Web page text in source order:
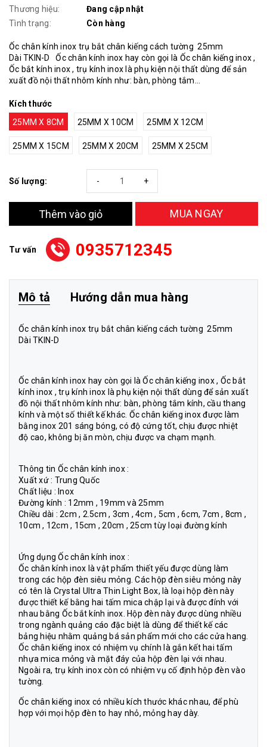
Thương hiệu:
Đang cập nhật
Tình trạng:
Còn hàng
Ốc chân kính inox trụ bắt chân kiếng cách tường 25mm
Dài TKIN-D Ốc chân kính inox hay còn gọi là Ốc chân kiếng inox ,
Ốc bắt kính inox , trụ kính inox là phụ kiện nội thất dùng để sản
xuất đồ nội thất nhôm kính như: bàn, phòng tắm...
Kích thước
25MM X 8CM
25MM X 10CM 25MM X 12CM
25MM X 15CM 25MM X 20CM 25MM X 25CM
Số lượng: +
-
Thêm vào giỏ MUA NGAY
Tư vấn 0935712345
Mô tả Hướng dẫn mua hàng
Ốc chân kính inox trụ bắt chân kiếng cách tường 25mm
Dài TKIN-D
Ốc chân kính inox hay còn gọi là Ốc chân kiếng inox , Ốc bắt
kính inox , trụ kính inox là phụ kiện nội thất dùng để sản xuất
đồ nội thất nhôm kính như: bàn, phòng tắm kính, cầu thang
kính và một số thiết kế khác. Ốc chân kiếng inox được làm
bằng inox 201 sáng bóng, có độ cứng tốt, chịu được nhiệt
độ cao, không bị ăn mòn, chịu được va chạm mạnh.
Thông tin Ốc chân kính inox :
Xuất xứ : Trung Quốc
Chất liệu : Inox
Đường kính : 12mm , 19mm và 25mm
Chiều dài : 2cm , 2.5cm , 3cm , 4cm , 5cm , 6cm, 7cm , 8cm ,
10cm , 12cm , 15cm , 20cm , 25cm tùy loại đường kính
Ứng dụng Ốc chân kính inox :
Ốc chân kính inox là vật phẩm thiết yếu được dùng làm
trong các hộp đèn siêu mỏng. Các hộp đèn siêu mỏng này
có tên là Crystal Ultra Thin Light Box, là loại hộp đèn này
được thiết kế bằng hai tấm mica chập lại và được đính với
nhau bằng Ốc bắt kính inox. Hộp đèn này được dùng nhiều
trong ngành quảng cáo đặc biệt là dùng để thiết kế các
bảng hiệu nhằm quảng bá sản phẩm mới cho các cửa hang.
Ốc chân kiếng inox có nhiệm vụ chính là gắn kết hai tấm
nhựa mica mỏng và mặt đáy của hộp đèn lại với nhau.
Ngoài ra, trụ kính inox còn có nhiệm vụ cố định hộp đèn vào
tường.
Ốc chân kiếng inox có nhiều kích thước khác nhau, để phù
hợp với mọi hộp đèn to hay nhỏ, mỏng hay dày.